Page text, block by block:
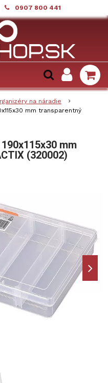
0907 800 441
na náradie
mm transparentný
mm
(320002)